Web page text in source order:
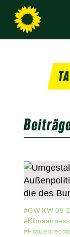
#GW KW 09
#
#